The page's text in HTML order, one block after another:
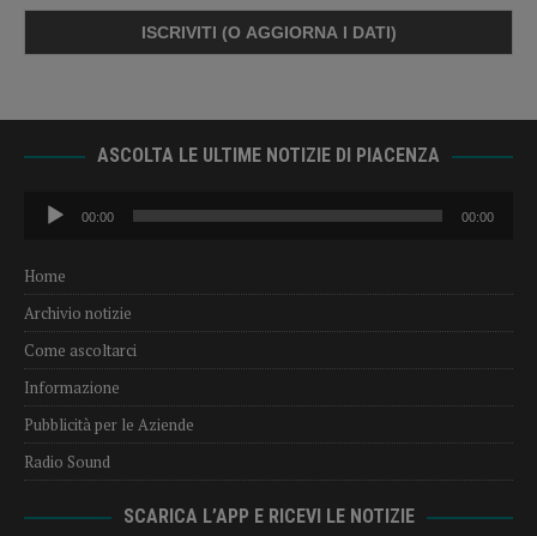
ASCOLTA LE ULTIME NOTIZIE DI PIACENZA
Audio
Player
00:00 00:00
Home
Archivio notizie
Come ascoltarci
Informazione
Pubblicità per le Aziende
Radio Sound
SCARICA L’APP E RICEVI LE NOTIZIE